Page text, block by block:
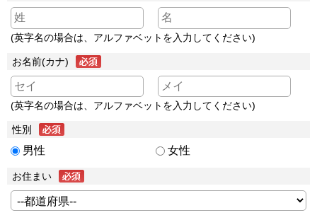
(英字名の場合は、アルファベットを入力してください)
お名前(カナ)
(英字名の場合は、アルファベットを入力してください)
性別
男性 女性
お住まい